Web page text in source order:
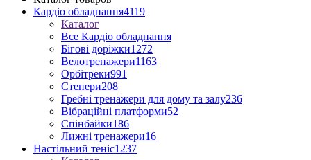
Кардіо обладнання4119
Каталог
Все Кардіо обладнання
Бігові доріжки1272
Велотренажери1163
Орбітреки991
Степери208
Гребні тренажери для дому та залу236
Вібраційні платформи52
Спінбайки186
Лижні тренажери16
Настільний теніс1237